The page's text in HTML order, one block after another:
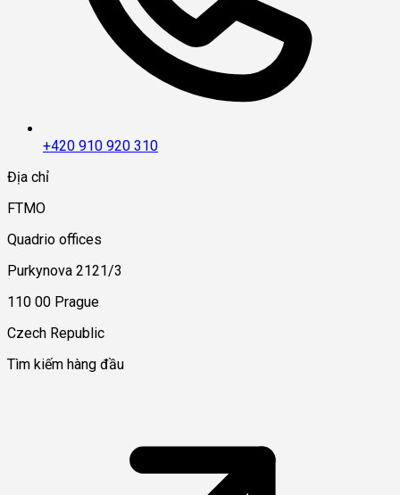
+420 910 920 310
Địa chỉ
FTMO
Quadrio offices
Purkynova 2121/3
110 00 Prague
Czech Republic
Tìm kiếm hàng đầu